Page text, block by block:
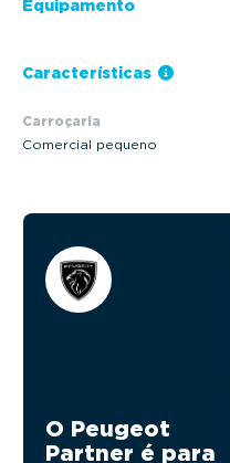
Equipamento
Características
Carroçaria
Comercial pequeno
O Peugeot
Partner é para